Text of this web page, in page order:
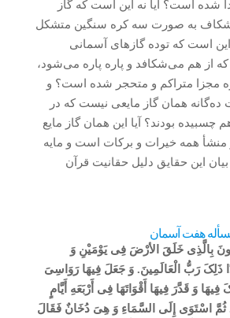
شده است؟ آیا نه این است که گاز
شکاف به صورت سه کره سنگین متشکل
است که توده گازهای آسمانی
از هم می‌شکافد و پاره پاره می‌شود،
مجزا متراکم و متحجر شده است؟ و
ده‌گانه همان گاز مایعی نیست که در
چسبیده بودند؟ آیا این همان گاز مایع
همه خیرات و برکات است و مایه
این حقایق دلیل حقانیت قرآن
هفت آسمان
بِالَّذِی خَلَقَ الأرْضَ فِی یَوْمَیْنِ وَ
ذَلِکَ رَبُّ الْعَالَمِینَ. وَ جَعَلَ فِیهَا رَوَاسِیَ
وَ قَدَّرَ فِیهَا أَقْوَاتَهَا فِی أَرْبَعَهِ أَیَّامٍ
ثُمَّ اسْتَوَى إِلَى السَّمَاءِ وَ هِیَ دُخَانٌ فَقَالَ